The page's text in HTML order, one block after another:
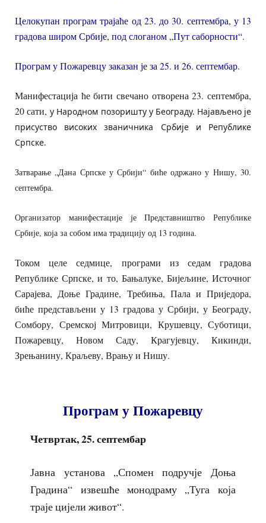
Целокупан програм трајаће од 23. до 30. септембра, у 13
градова широм Србије, под слоганом „Пут саборности“.
Програм у Пожаревцу заказан је за 25. и 26. септембар.
Манифестација ће бити свечано отворена 23. септембра,
20 сати,у Народном позоришту у Београду. Најављено је
присуство високих званичника Србије и Републике
Српске.
Затварање „Дана Српске у Србији“ биће одржано у Нишу, 30.
септембра.
Организатор манифестације је Представништво Републике
Србије, која за собом има традицију од 13 година.
Током целе седмице, програми из седам градова
Републике Српске, и то, Бањалуке, Бијељине, Источног
Сарајева, Доње Градине, Требиња, Пала и Приједора,
биће представљени у 13 градова у Србији, у Београду,
Сомбору, Сремској Митровици, Крушевцу, Суботици,
Пожаревцу, Новом Саду, Крагујевцу, Кикинди,
Зрењанину, Краљеву, Врању и Нишу.
Програм у Пожаревцу
Четвртак, 25. септембар
Јавна установа „Спомен подручје Доња
Градина“ извешће монодраму „Туга која
траје цијели живот“.